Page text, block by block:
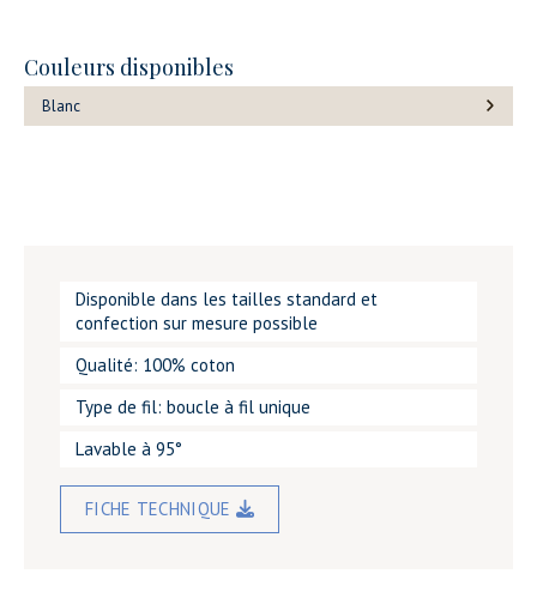
Couleurs disponibles
Blanc
Disponible dans les tailles standard et
confection sur mesure possible
Qualité: 100% coton
Type de fil: boucle à fil unique
Lavable à 95°
FICHE TECHNIQUE